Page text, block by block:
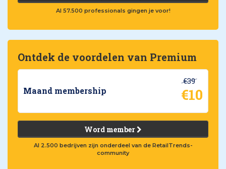
Al 57.500 professionals gingen je voor!
Ontdek de voordelen van Premium
Maand membership
€39
€10
Word member
Al 2.500 bedrijven zijn onderdeel van de RetailTrends-
community